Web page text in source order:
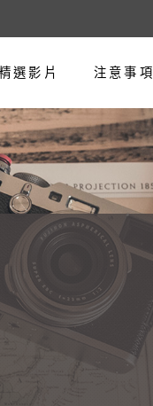
選影片 注意事項